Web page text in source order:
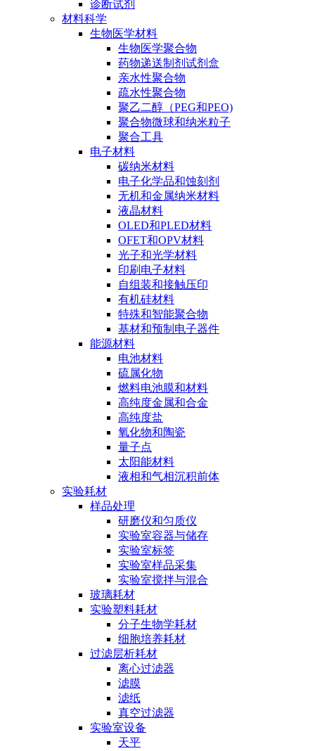
诊断试剂
材料科学
生物医学材料
生物医学聚合物
药物递送制剂试剂盒
亲水性聚合物
疏水性聚合物
聚乙二醇（PEG和PEO)
聚合物微球和纳米粒子
聚合工具
电子材料
碳纳米材料
电子化学品和蚀刻剂
无机和金属纳米材料
液晶材料
OLED和PLED材料
OFET和OPV材料
光子和光学材料
印刷电子材料
自组装和接触压印
有机硅材料
特殊和智能聚合物
基材和预制电子器件
能源材料
电池材料
硫属化物
燃料电池膜和材料
高纯度金属和合金
高纯度盐
氧化物和陶瓷
量子点
太阳能材料
液相和气相沉积前体
实验耗材
样品处理
研磨仪和匀质仪
实验室容器与储存
实验室标签
实验室样品采集
实验室搅拌与混合
玻璃耗材
实验塑料耗材
分子生物学耗材
细胞培养耗材
过滤层析耗材
离心过滤器
滤膜
滤纸
真空过滤器
实验室设备
天平